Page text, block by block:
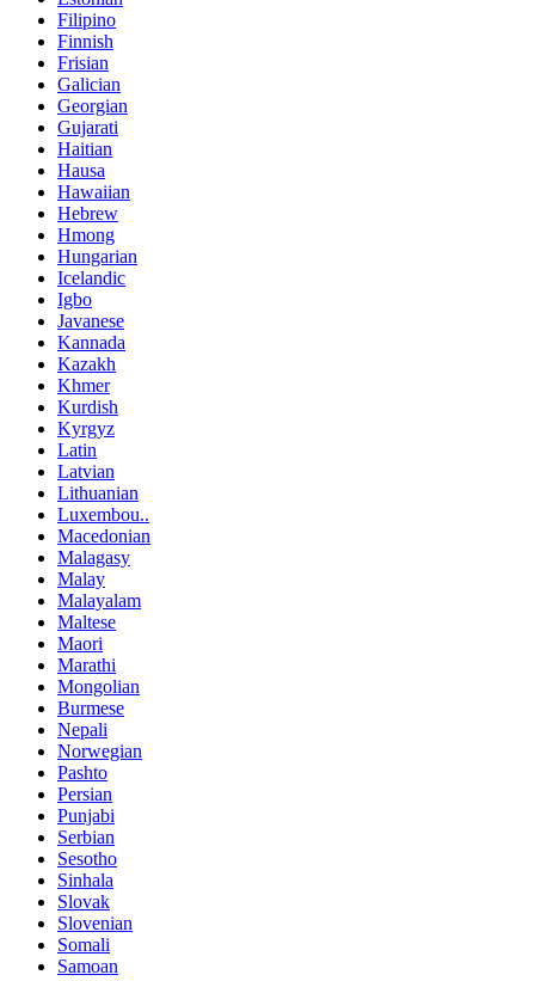
Filipino
Finnish
Frisian
Galician
Georgian
Gujarati
Haitian
Hausa
Hawaiian
Hebrew
Hmong
Hungarian
Icelandic
Igbo
Javanese
Kannada
Kazakh
Khmer
Kurdish
Kyrgyz
Latin
Latvian
Lithuanian
Luxembou..
Macedonian
Malagasy
Malay
Malayalam
Maltese
Maori
Marathi
Mongolian
Burmese
Nepali
Norwegian
Pashto
Persian
Punjabi
Serbian
Sesotho
Sinhala
Slovak
Slovenian
Somali
Samoan